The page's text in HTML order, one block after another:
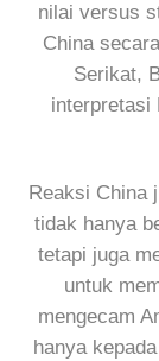
nilai versus
China
Serikat,
interpretasi
Reaksi China
tidak hanya
tetapi juga
untuk
mengecam
hanya